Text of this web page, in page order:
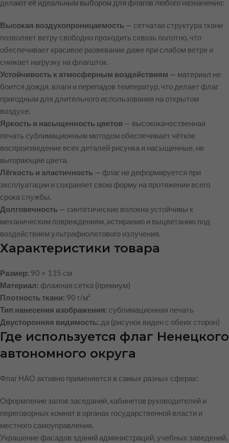
делают её идеальным выбором для флагов любого назначения:
Высокая воздухопроницаемость — сетчатая структура ткани
позволяет ветру свободно проходить сквозь полотно, что
обеспечивает красивое развевание даже при слабом ветре и
снижает нагрузку на флагшток.
Устойчивость к атмосферным воздействиям — материал не
боится дождя, влаги и перепадов температур, что делает флаг
пригодным для длительного использования на открытом
воздухе.
Яркость и насыщенность цветов — высококачественная
печать сублимационным методом обеспечивает чёткое
воспроизведение всех деталей рисунка и насыщенные, не
выгорающие цвета.
Лёгкость и эластичность — флаг не деформируется при
эксплуатации и сохраняет свою форму на протяжении всего
срока службы.
Долговечность — синтетические волокна устойчивы к
механическим повреждениям, истиранию и выцветанию под
воздействием ультрафиолетового излучения.
Характеристики товара
Размер: 90 × 135 см
Материал: флажная сетка (премиум)
Плотность ткани: 90 г/м²
Тип нанесения изображения: сублимационная печать
Двусторонняя видимость: да (рисунок виден с обеих сторон)
Где используется флаг Ненецкого
автономного округа
Флаг НАО активно применяется в самых разных сферах:
Оформление залов заседаний, кабинетов руководителей и
переговорных комнат в органах государственной власти и
местного самоуправления.
Украшение фасадов зданий администраций, учебных заведений,